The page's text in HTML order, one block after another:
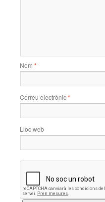
Nom *
Correu electrònic*
Lloc web